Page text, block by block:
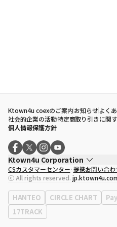
Ktown4u coexのご案内お知らせよく
社会的企業の活動特定商取り引きに関
個人情報保護方針
Ktown4u Corporation
代表取締役
ソン・ヒョミン
事業者登録番号120-87-71116
eContext
0120-23-7523
事務所住所
ソウル特別市江南区永
CSカスタマーセンター 提携お問い合わ
ⓒ All rights reserved.
HANTEO CIRCLE CHART
17TRACK